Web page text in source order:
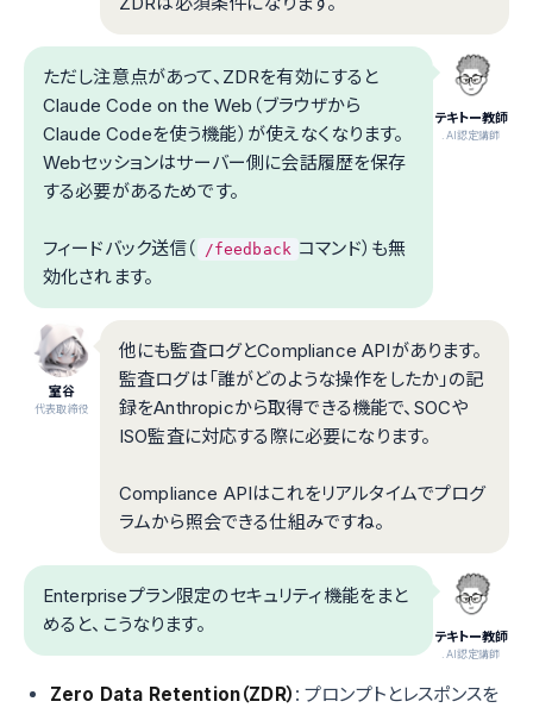
テキトー教師
.AI認定講師
ただし注意点があって、ZDRを有効にすると
Claude Code on the Web（ブラウザから
Claude Codeを使う機能）が使えなくなります。
Webセッションはサーバー側に会話履歴を保存
する必要があるためです。
フィードバック送信（ /feedback コマンド）も無
効化されます。
室谷
代表取締役
他にも監査ログとCompliance APIがあります。
監査ログは「誰がどのような操作をしたか」の記
録をAnthropicから取得できる機能で、SOCや
ISO監査に対応する際に必要になります。
Compliance APIはこれをリアルタイムでプログ
ラムから照会できる仕組みですね。
テキトー教師
.AI認定講師
Enterpriseプラン限定のセキュリティ機能をまと
めると、こうなります。
Zero Data Retention（ZDR） : プロンプトとレスポンスを